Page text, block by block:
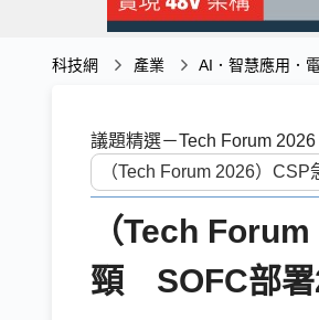
科技網 產業 AI．智慧應用．
議題精選－Tech Forum 2026
（Tech
頸 SOFC部署